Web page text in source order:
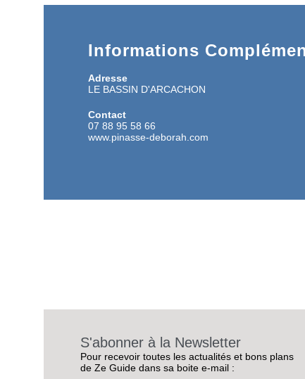
Informations
Adresse
LE BASSIN D'ARCACHON
Contact
07 88 95 58 66
www.pinasse-deborah.com
S'abonner à la Newsletter
Pour recevoir toutes les actualités et bons plans
de Ze Guide dans sa boite e-mail :